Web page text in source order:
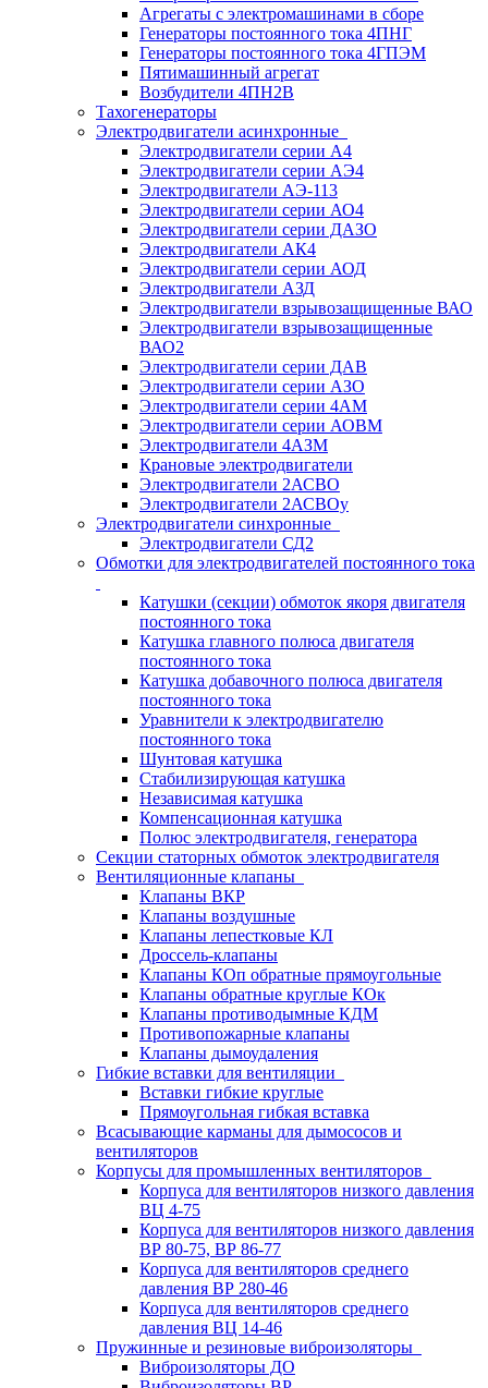
Агрегаты с электромашинами в сборе
Генераторы постоянного тока 4ПНГ
Генераторы постоянного тока 4ГПЭМ
Пятимашинный агрегат
Возбудители 4ПН2В
Тахогенераторы
Электродвигатели асинхронные
Электродвигатели серии А4
Электродвигатели серии АЭ4
Электродвигатели АЭ-113
Электродвигатели серии АО4
Электродвигатели серии ДАЗО
Электродвигатели АК4
Электродвигатели серии АОД
Электродвигатели АЗД
Электродвигатели взрывозащищенные ВАО
Электродвигатели взрывозащищенные
ВАО2
Электродвигатели серии ДАВ
Электродвигатели серии АЗО
Электродвигатели серии 4АМ
Электродвигатели серии АОВМ
Электродвигатели 4АЗМ
Крановые электродвигатели
Электродвигатели 2АСВО
Электродвигатели 2АСВОу
Электродвигатели синхронные
Электродвигатели СД2
Обмотки для электродвигателей постоянного тока
Катушки (секции) обмоток якоря двигателя
постоянного тока
Катушка главного полюса двигателя
постоянного тока
Катушка добавочного полюса двигателя
постоянного тока
Уравнители к электродвигателю
постоянного тока
Шунтовая катушка
Стабилизирующая катушка
Независимая катушка
Компенсационная катушка
Полюс электродвигателя, генератора
Секции статорных обмоток электродвигателя
Вентиляционные клапаны
Клапаны ВКР
Клапаны воздушные
Клапаны лепестковые КЛ
Дроссель-клапаны
Клапаны КОп обратные прямоугольные
Клапаны обратные круглые КОк
Клапаны противодымные КДМ
Противопожарные клапаны
Клапаны дымоудаления
Гибкие вставки для вентиляции
Вставки гибкие круглые
Прямоугольная гибкая вставка
Всасывающие карманы для дымососов и
вентиляторов
Корпусы для промышленных вентиляторов
Корпуса для вентиляторов низкого давления
ВЦ 4-75
Корпуса для вентиляторов низкого давления
ВР 80-75, ВР 86-77
Корпуса для вентиляторов среднего
давления ВР 280-46
Корпуса для вентиляторов среднего
давления ВЦ 14-46
Пружинные и резиновые виброизоляторы
Виброизоляторы ДО